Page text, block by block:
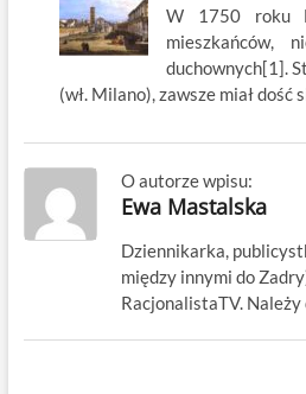
W 1750 roku
mieszkańców,
duchownych[1].
(wł. Milano), zawsze miał
O autorze wpisu:
Ewa Mastalska
Dziennikarka,
między innymi do
RacjonalistaTV.